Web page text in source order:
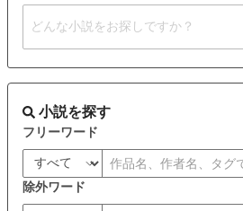
小説を探す
フリーワード
除外ワード